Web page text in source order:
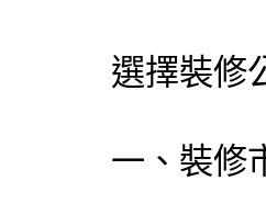
選擇裝修
一、裝修